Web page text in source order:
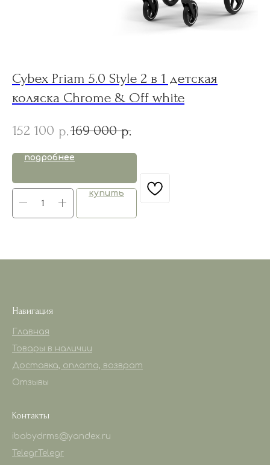
Cybex Priam 5.0 Style 2 в 1 детская
коляска Chrome & Off white
152 100 р.169 000 р.
подробнее
купить
Навигация
Главная
Товары в наличии
Доставка, оплата, возврат
Отзывы
Контакты
ibabydrms@yandex.ru
Telegr Telegr